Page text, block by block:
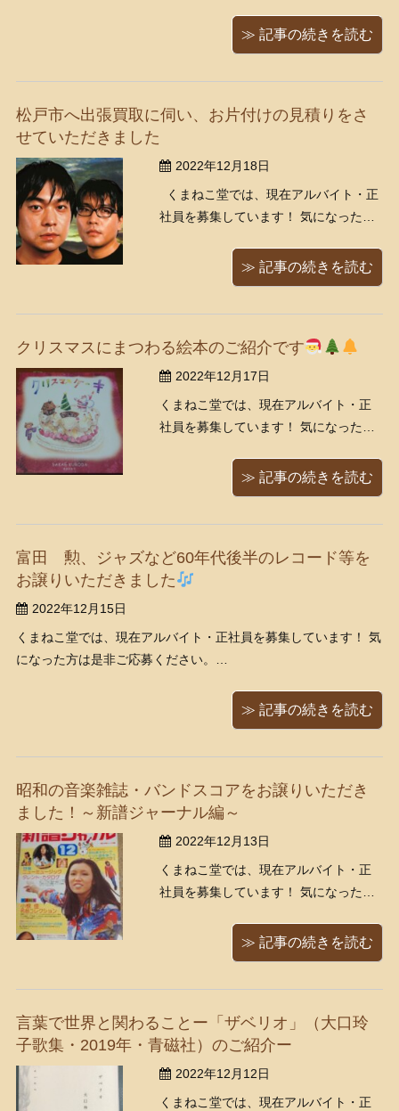
出張買取のご依頼を頂き、書籍とレコード5０枚程お譲り頂きま
≫ 記事の続きを読む
松戸市へ出張買取に伺い、お片付けの見積りをさ
せていただきました
2022年12月18日
くまねこ堂では、現在アルバイト・正
社員を募集しています！ 気になった方
https://www.kumanekodou.com/recruit/
先日は千葉県松戸市のお宅に古本の出
≫ 記事の続きを読む
クリスマスにまつわる絵本のご紹介です
2022年12月17日
くまねこ堂では、現在アルバイト・正
社員を募集しています！ 気になった方
https://www.kumanekodou.com/recruit/
今年も残すところあと半月をきりまし
≫ 記事の続きを読む
富田 勲、ジャズなど60年代後半のレコード等を
お譲りいただきました
2022年12月15日
くまねこ堂では、現在アルバイト・正社員を募集しています！ 気
になった方は是非ご応募ください。
にて６，７０年代のテクノポップやクラシック、ジャズなどのレ
≫ 記事の続きを読む
昭和の音楽雑誌・バンドスコアをお譲りいただき
ました！～新譜ジャーナル編～
2022年12月13日
くまねこ堂では、現在アルバイト・正
社員を募集しています！ 気になった方
https://www.kumanekodou.com/recruit/
先日は、世田谷区喜多見のリピーター
コア、外国 ...
≫ 記事の続きを読む
言葉で世界と関わることー「ザベリオ」（大口玲
子歌集・2019年・青磁社）のご紹介ー
2022年12月12日
くまねこ堂では、現在アルバイト・正